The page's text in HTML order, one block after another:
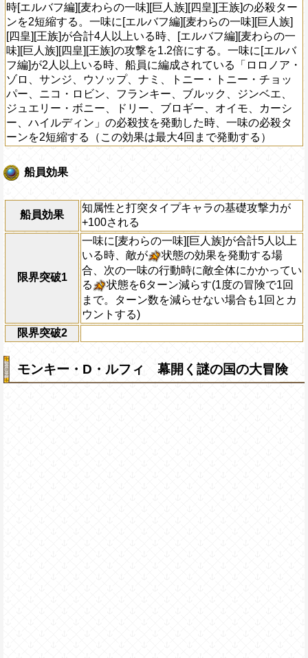
時[エルバフ編][麦わらの一味][巨人族][四皇][王族]の必殺ター
ンを2短縮する。一味に[エルバフ編][麦わらの一味][巨人族]
[四皇][王族]が合計4人以上いる時、[エルバフ編][麦わらの一
味][巨人族][四皇][王族]の攻撃を1.2倍にする。一味に[エルバ
フ編]が2人以上いる時、船員に編成されている「ロロノア・
ゾロ、サンジ、ウソップ、ナミ、トニー・トニー・チョッ
パー、ニコ・ロビン、フランキー、ブルック、ジンベエ、
ジュエリー・ボニー、ドリー、ブロギー、オイモ、カーシ
ー、ハイルディン」の必殺技を発動した時、一味の必殺タ
ーンを2短縮する（この効果は最大4回まで発動する）
船員効果
船員効果
知属性と打突タイプキャラの基礎攻撃力が
+100される
限界突破1
一味に[麦わらの一味][巨人族]が合計5人以上
いる時、敵が
状態の効果を発動する場
合、次の一味の行動時に敵全体にかかってい
る
状態を6ターン減らす(1度の冒険で1回
まで。ターン数を減らせない場合も1回とカ
ウントする)
限界突破2
モンキー・D・ルフィ 幕開く謎の国の大冒険